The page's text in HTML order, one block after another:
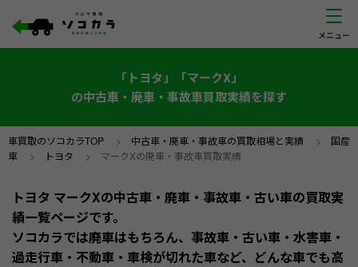
「トヨタ」「マークX」
の中古車・廃車・事故車買取実績を探す
車買取のソコカラTOP > 中古車・廃車・事故車の買取相場と実績 > 国産
車 > トヨタ > マークXの廃車・事故車買取実績
トヨタ マークXの中古車・廃車・事故車・古い車の買取実
績一覧ページです。
ソコカラでは廃車はもちろん、事故車・古い車・水害車・
過走行車・不動車・車検が切れた車など、どんな車でも高